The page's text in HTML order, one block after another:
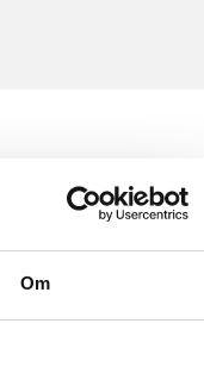
Om